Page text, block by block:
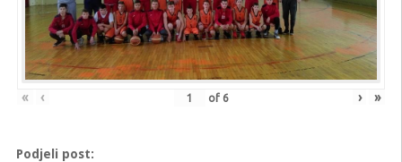
« ‹ of 6 › »
Podjeli post: